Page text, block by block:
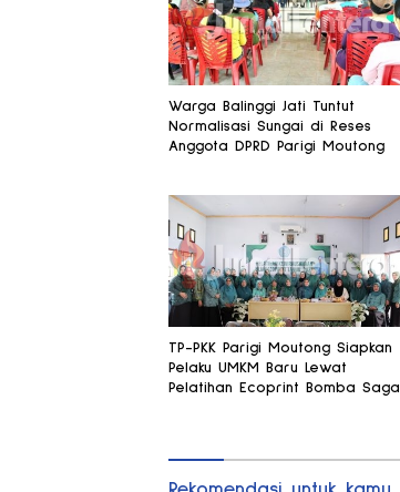
Warga Balinggi Jati Tuntut
Normalisasi Sungai di Reses
Anggota DPRD Parigi Moutong
TP-PKK Parigi Moutong Siapkan
Pelaku UMKM Baru Lewat
Pelatihan Ecoprint Bomba Saga